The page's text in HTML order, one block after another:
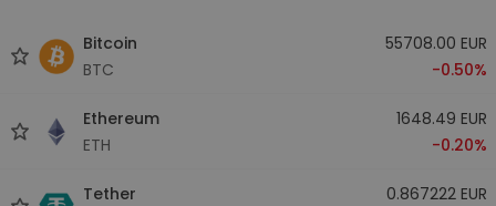
Bitcoin
BTC
55708.00 EUR
-0.50%
Ethereum
ETH
1648.49 EUR
-0.20%
Tether
0.867222 EUR